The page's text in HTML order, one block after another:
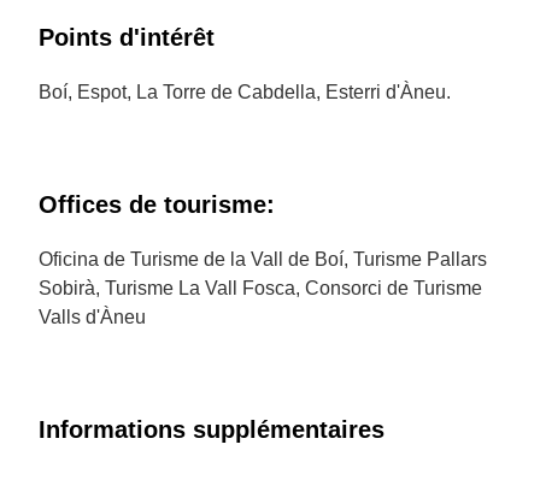
Points d'intérêt
Boí, Espot, La Torre de Cabdella, Esterri d'Àneu.
Offices de tourisme:
Oficina de Turisme de la Vall de Boí, Turisme Pallars
Sobirà, Turisme La Vall Fosca, Consorci de Turisme
Valls d'Àneu
Informations supplémentaires